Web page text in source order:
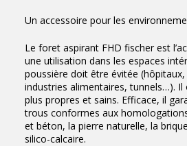
Un accessoire pour les
Le foret aspirant FHD fischer est
une utilisation dans les espaces
poussière doit être évitée
industries alimentaires, tunnels…). Il
plus propres et sains. Efficace, il
trous conformes aux
et béton, la pierre naturelle, la
silico-calcaire.